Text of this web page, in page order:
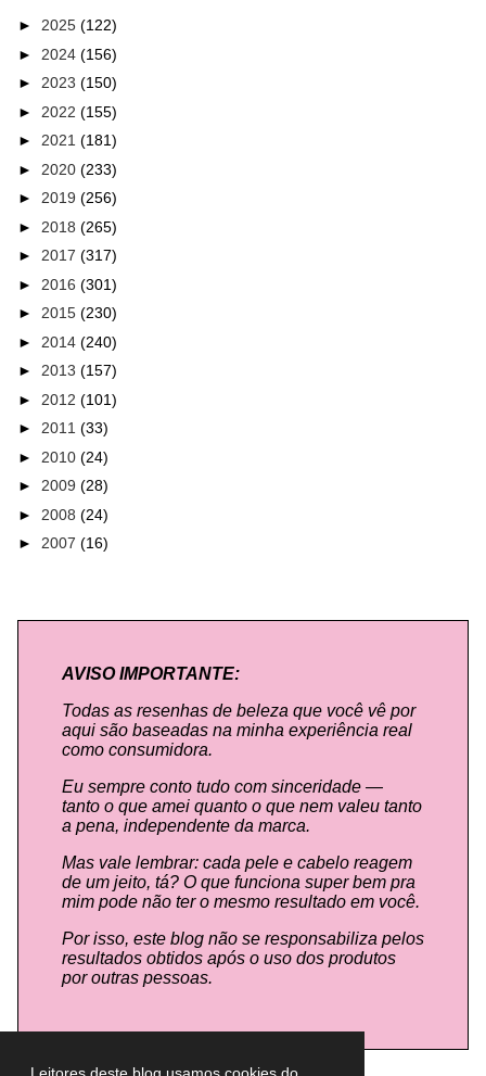
► 2025 (122)
► 2024 (156)
► 2023 (150)
► 2022 (155)
► 2021 (181)
► 2020 (233)
► 2019 (256)
► 2018 (265)
► 2017 (317)
► 2016 (301)
► 2015 (230)
► 2014 (240)
► 2013 (157)
► 2012 (101)
► 2011 (33)
► 2010 (24)
► 2009 (28)
► 2008 (24)
► 2007 (16)
AVISO IMPORTANTE:
Todas as resenhas de beleza que você vê por
aqui são baseadas na minha experiência real
como consumidora.
Eu sempre conto tudo com sinceridade —
tanto o que amei quanto o que nem valeu tanto
a pena, independente da marca.
Mas vale lembrar: cada pele e cabelo reagem
de um jeito, tá? O que funciona super bem pra
mim pode não ter o mesmo resultado em você.
Por isso, este blog não se responsabiliza pelos
resultados obtidos após o uso dos produtos
por outras pessoas.